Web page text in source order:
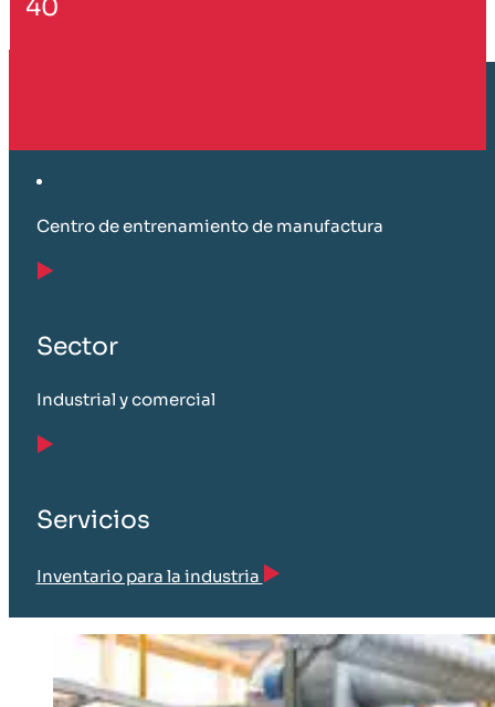
40
Centro de entrenamiento de manufactura
Sector
Industrial y comercial
Servicios
Inventario para la industria